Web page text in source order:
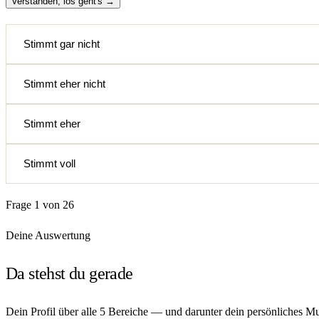
Stimmt gar nicht
Stimmt eher nicht
Stimmt eher
Stimmt voll
Frage 1 von 26
Deine Auswertung
Da stehst du gerade
Dein Profil über alle 5 Bereiche — und darunter dein persönliches